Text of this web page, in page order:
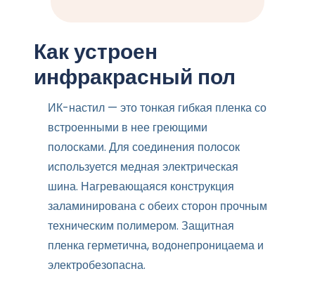
Как устроен
инфракрасный пол
ИК-настил — это тонкая гибкая пленка со
встроенными в нее греющими
полосками. Для соединения полосок
используется медная электрическая
шина. Нагревающаяся конструкция
заламинирована с обеих сторон прочным
техническим полимером. Защитная
пленка герметична, водонепроницаема и
электробезопасна.